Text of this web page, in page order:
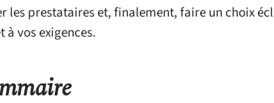
les prestataires et, finalement, faire un choix
à vos exigences.